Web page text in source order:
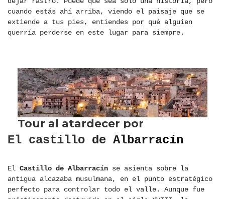
cuando estás ahí arriba, viendo el paisaje que se
extiende a tus pies, entiendes por qué alguien
querría perderse en este lugar para siempre.
El castillo de Albarracín
El Castillo de Albarracín se asienta sobre la
antigua alcazaba musulmana, en el punto estratégico
perfecto para controlar todo el valle. Aunque fue